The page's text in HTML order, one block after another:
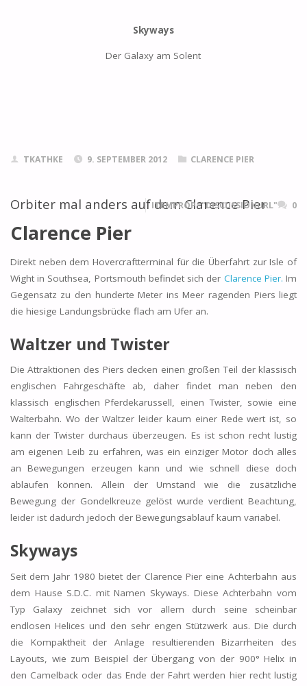
Skyways
Der Galaxy am Solent
TKATHKE 9. SEPTEMBER 2012 CLARENCE PIER
Orbiter mal anders auf dem Clarence Pier
ITEMPROP="DISCUSSIONURL" 0
Clarence Pier
Direkt neben dem Hovercraftterminal für die Überfahrt zur Isle of
Wight in Southsea, Portsmouth befindet sich der Clarence Pier. Im
Gegensatz zu den hunderte Meter ins Meer ragenden Piers liegt
die hiesige Landungsbrücke flach am Ufer an.
Waltzer und Twister
Die Attraktionen des Piers decken einen großen Teil der klassisch
englischen Fahrgeschäfte ab, daher findet man neben den
klassisch englischen Pferdekarussell, einen Twister, sowie eine
Walterbahn. Wo der Waltzer leider kaum einer Rede wert ist, so
kann der Twister durchaus überzeugen. Es ist schon recht lustig
am eigenen Leib zu erfahren, was ein einziger Motor doch alles
an Bewegungen erzeugen kann und wie schnell diese doch
ablaufen können. Allein der Umstand wie die zusätzliche
Bewegung der Gondelkreuze gelöst wurde verdient Beachtung,
leider ist dadurch jedoch der Bewegungsablauf kaum variabel.
Skyways
Seit dem Jahr 1980 bietet der Clarence Pier eine Achterbahn aus
dem Hause S.D.C. mit Namen Skyways. Diese Achterbahn vom
Typ Galaxy zeichnet sich vor allem durch seine scheinbar
endlosen Helices und den sehr engen Stützwerk aus. Die durch
die Kompaktheit der Anlage resultierenden Bizarrheiten des
Layouts, wie zum Beispiel der Übergang von der 900° Helix in
den Camelback oder das Ende der Fahrt werden hier recht lustig